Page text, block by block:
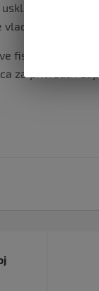
fiskalne
za privredu i